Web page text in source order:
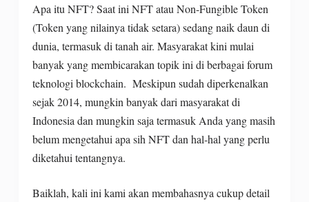
Apa itu NFT? Saat ini NFT atau Non-Fungible Token
(Token yang nilainya tidak setara) sedang naik daun di
dunia, termasuk di tanah air. Masyarakat kini mulai
banyak yang membicarakan topik ini di berbagai forum
teknologi blockchain. Meskipun sudah diperkenalkan
sejak 2014, mungkin banyak dari masyarakat di
Indonesia dan mungkin saja termasuk Anda yang masih
belum mengetahui apa sih NFT dan hal-hal yang perlu
diketahui tentangnya.
Baiklah, kali ini kami akan membahasnya cukup detail